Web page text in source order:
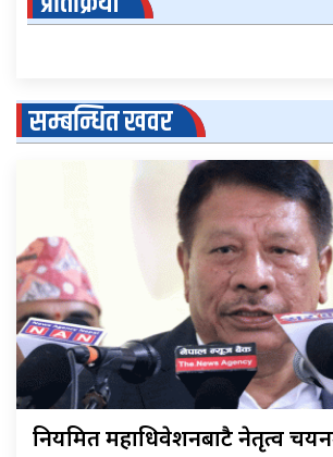
सम्बन्धित खवर
नियमित महाधिवेशनबाटै नेतृत्व